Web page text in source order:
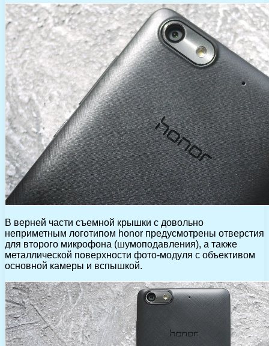
В верней части съемной крышки с довольно
неприметным логотипом honor предусмотрены отверстия
для второго микрофона (шумоподавления), а также
металлической поверхности фото-модуля с объективом
основной камеры и вспышкой.